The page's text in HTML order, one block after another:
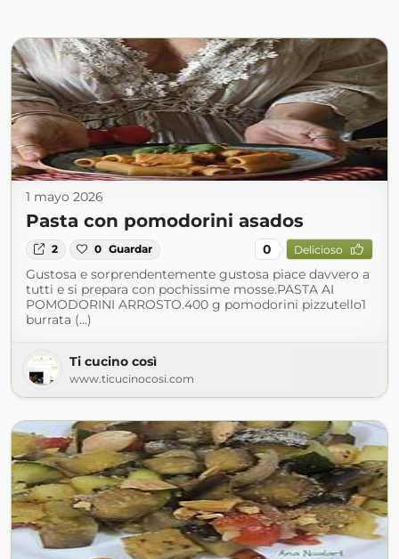
1 mayo 2026
Pasta con pomodorini asados
2 0 Guardar 0 Delicioso
Gustosa e sorprendentemente gustosa piace davvero a
tutti e si prepara con pochissime mosse.PASTA AI
POMODORINI ARROSTO.400 g pomodorini pizzutello1
burrata (...)
Ti cucino così
www.ticucinocosi.com